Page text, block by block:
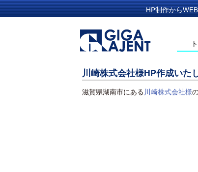
HP制作から
川崎株式会社様HP作成いた
滋賀県湖南市にある川崎株式会社様